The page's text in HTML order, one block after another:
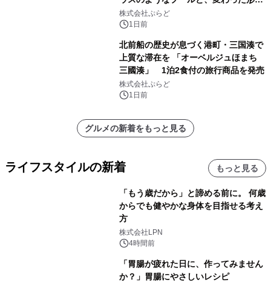
サウナも 「THE BOXY AWAJI」のお
得な素泊まり連泊プランで
株式会社ぷらど
1日前
北前船の歴史が息づく港町・三国湊で
上質な滞在を 「オーベルジュほまち
三國湊」 1泊2食付の旅行商品を発売
株式会社ぷらど
1日前
グルメの新着をもっと見る
ライフスタイルの新着 もっと見る
「もう歳だから」と諦める前に。 何歳
からでも健やかな身体を目指せる考え
方
株式会社LPN
4時間前
「胃腸が疲れた日に、作ってみません
か？」胃腸にやさしいレシピ